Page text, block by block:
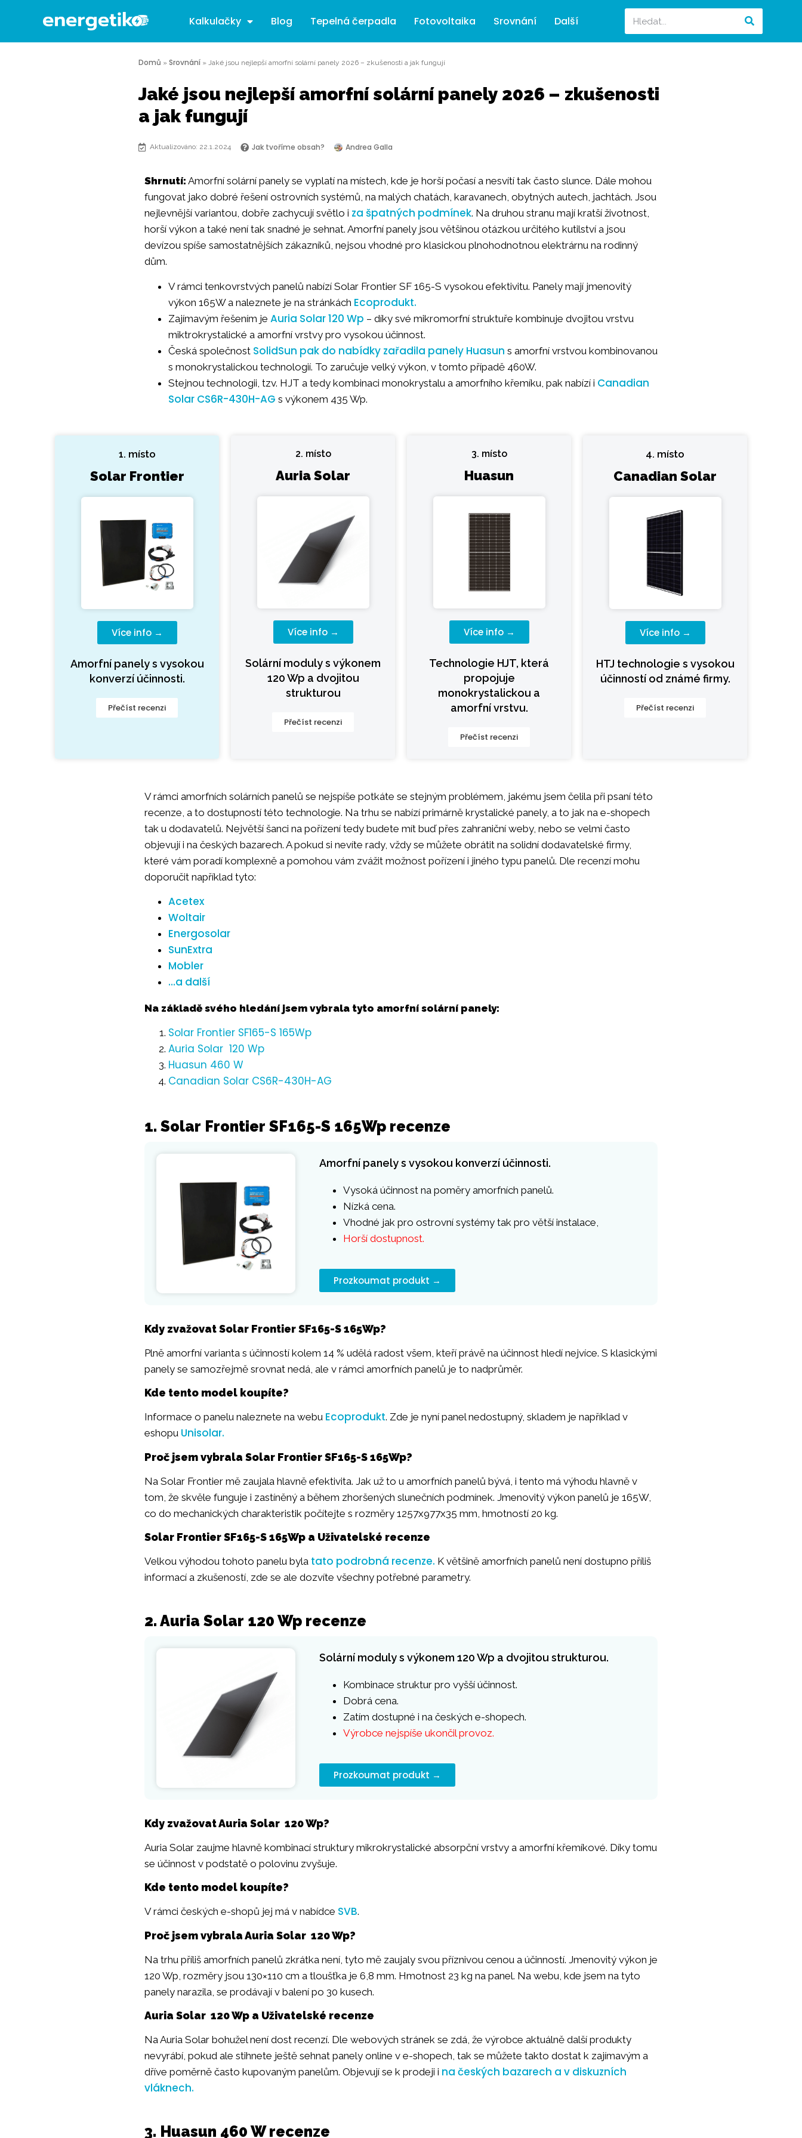
Kalkulačky Blog Tepelná čerpadla Fotovoltaika Srovnání Další
Domů » Srovnání » Jaké jsou nejlepší amorfní solární panely 2026 – zkušenosti a jak fungují
Jaké jsou nejlepší amorfní solární panely 2026 – zkušenosti
a jak fungují
Aktualizováno: 22.1.2024 Jak tvoříme obsah? Andrea Galla
Shrnutí: Amorfní solární panely se vyplatí na místech, kde je horší počasí a nesvítí tak často slunce. Dále mohou
fungovat jako dobré řešení ostrovních systémů, na malých chatách, karavanech, obytných autech, jachtách. Jsou
nejlevnější variantou, dobře zachycují světlo i za špatných podmínek. Na druhou stranu mají kratší životnost,
horší výkon a také není tak snadné je sehnat. Amorfní panely jsou většinou otázkou určitého kutilství a jsou
devízou spíše samostatnějších zákazníků, nejsou vhodné pro klasickou plnohodnotnou elektrárnu na rodinný
dům.
V rámci tenkovrstvých panelů nabízí Solar Frontier SF 165-S vysokou efektivitu. Panely mají jmenovitý
výkon 165W a naleznete je na stránkách Ecoprodukt.
Zajímavým řešením je Auria Solar 120 Wp – díky své mikromorfní struktuře kombinuje dvojitou vrstvu
miktrokrystalické a amorfní vrstvy pro vysokou účinnost.
Česká společnost SolidSun pak do nabídky zařadila panely Huasun s amorfní vrstvou kombinovanou
s monokrystalickou technologií. To zaručuje velký výkon, v tomto případě 460W.
Stejnou technologii, tzv. HJT a tedy kombinaci monokrystalu a amorfního křemíku, pak nabízí i Canadian
Solar CS6R-430H-AG s výkonem 435 Wp.
1. místo
Solar Frontier
Více info →
Amorfní panely s vysokou
konverzí účinnosti.
Přečíst recenzi
2. místo
Auria Solar
Více info →
Solární moduly s výkonem
120 Wp a dvojitou
strukturou
Přečíst recenzi
3. místo
Huasun
Více info →
Technologie HJT, která
propojuje
monokrystalickou a
amorfní vrstvu.
Přečíst recenzi
4. místo
Canadian Solar
Více info →
HTJ technologie s vysokou
účinností od známé firmy.
Přečíst recenzi
V rámci amorfních solárních panelů se nejspíše potkáte se stejným problémem, jakému jsem čelila při psaní této
recenze, a to dostupností této technologie. Na trhu se nabízí primárně krystalické panely, a to jak na e-shopech
tak u dodavatelů. Největší šanci na pořízení tedy budete mít buď přes zahraniční weby, nebo se velmi často
objevují i na českých bazarech. A pokud si nevíte rady, vždy se můžete obrátit na solidní dodavatelské firmy,
které vám poradí komplexně a pomohou vám zvážit možnost pořízení i jiného typu panelů. Dle recenzí mohu
doporučit například tyto:
Acetex
Woltair
Energosolar
SunExtra
Mobler
…a další
Na základě svého hledání jsem vybrala tyto amorfní solární panely:
Solar Frontier SF165-S 165Wp
Auria Solar 120 Wp
Huasun 460 W
Canadian Solar CS6R-430H-AG
1. Solar Frontier SF165-S 165Wp recenze
Amorfní panely s vysokou konverzí účinnosti.
Vysoká účinnost na poměry amorfních panelů.
Nízká cena.
Vhodné jak pro ostrovní systémy tak pro větší instalace,
Horší dostupnost.
Prozkoumat produkt →
Kdy zvažovat Solar Frontier SF165-S 165Wp?
Plně amorfní varianta s účinností kolem 14 % udělá radost všem, kteří právě na účinnost hledí nejvíce. S klasickými
panely se samozřejmě srovnat nedá, ale v rámci amorfních panelů je to nadprůměr.
Kde tento model koupíte?
Informace o panelu naleznete na webu Ecoprodukt. Zde je nyní panel nedostupný, skladem je například v
eshopu Unisolar.
Proč jsem vybrala Solar Frontier SF165-S 165Wp?
Na Solar Frontier mě zaujala hlavně efektivita. Jak už to u amorfních panelů bývá, i tento má výhodu hlavně v
tom, že skvěle funguje i zastíněný a během zhoršených slunečních podmínek. Jmenovitý výkon panelů je 165W,
co do mechanických charakteristik počítejte s rozměry 1257x977x35 mm, hmotností 20 kg.
Solar Frontier SF165-S 165Wp a Uživatelské recenze
Velkou výhodou tohoto panelu byla tato podrobná recenze. K většině amorfních panelů není dostupno příliš
informací a zkušeností, zde se ale dozvíte všechny potřebné parametry.
2. Auria Solar 120 Wp recenze
Solární moduly s výkonem 120 Wp a dvojitou strukturou.
Kombinace struktur pro vyšší účinnost.
Dobrá cena.
Zatím dostupné i na českých e-shopech.
Výrobce nejspíše ukončil provoz.
Prozkoumat produkt →
Kdy zvažovat Auria Solar 120 Wp?
Auria Solar zaujme hlavně kombinací struktury mikrokrystalické absorpční vrstvy a amorfní křemíkové. Díky tomu
se účinnost v podstatě o polovinu zvyšuje.
Kde tento model koupíte?
V rámci českých e-shopů jej má v nabídce SVB.
Proč jsem vybrala Auria Solar 120 Wp?
Na trhu příliš amorfních panelů zkrátka není, tyto mě zaujaly svou příznivou cenou a účinností. Jmenovitý výkon je
120 Wp, rozměry jsou 130×110 cm a tloušťka je 6,8 mm. Hmotnost 23 kg na panel. Na webu, kde jsem na tyto
panely narazila, se prodávají v balení po 30 kusech.
Auria Solar 120 Wp a Uživatelské recenze
Na Auria Solar bohužel není dost recenzí. Dle webových stránek se zdá, že výrobce aktuálně další produkty
nevyrábí, pokud ale stihnete ještě sehnat panely online v e-shopech, tak se můžete takto dostat k zajímavým a
dříve poměrně často kupovaným panelům. Objevují se k prodeji i na českých bazarech a v diskuzních
vláknech.
3. Huasun 460 W recenze